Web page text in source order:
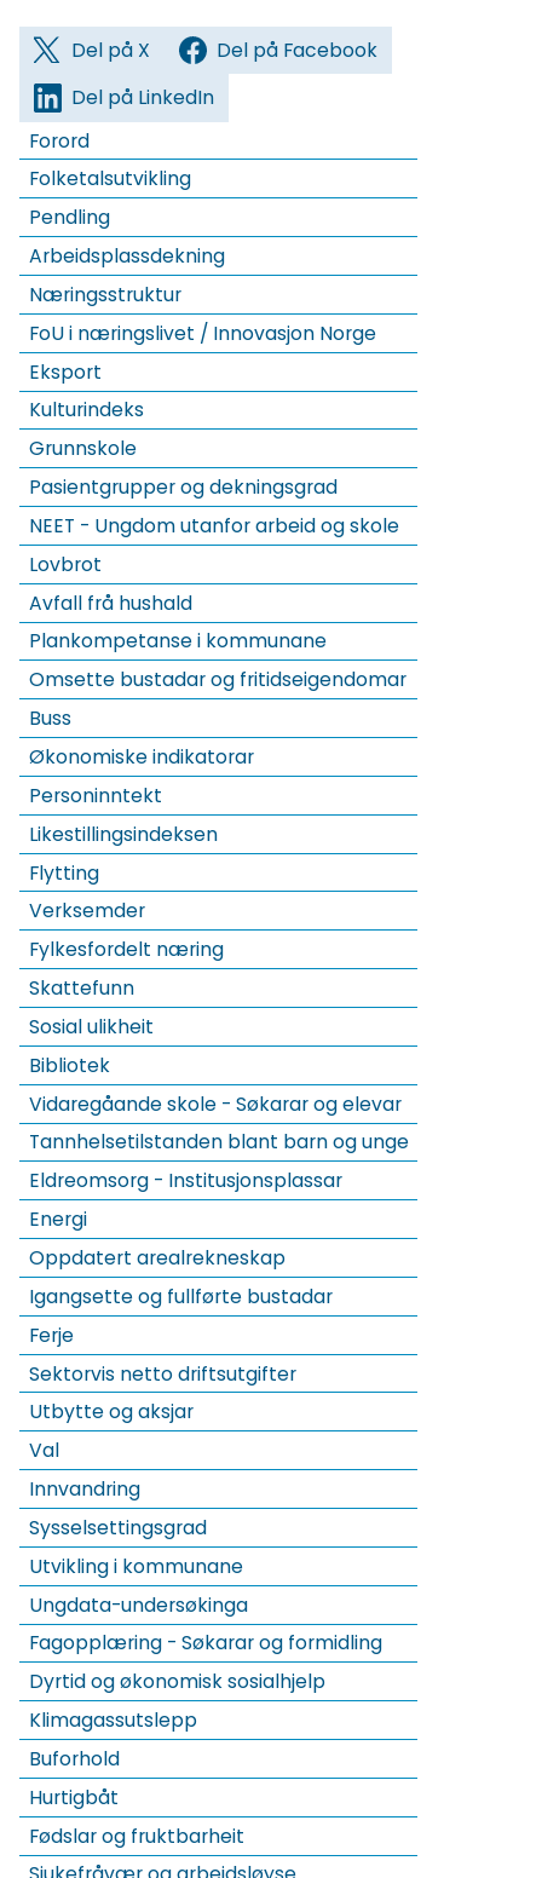
Del på X
Del på Facebook
Del på LinkedIn
Forord
Folketalsutvikling
Pendling
Arbeidsplassdekning
Næringsstruktur
FoU i næringslivet / Innovasjon Norge
Eksport
Kulturindeks
Grunnskole
Pasientgrupper og dekningsgrad
NEET - Ungdom utanfor arbeid og skole
Lovbrot
Avfall frå hushald
Plankompetanse i kommunane
Omsette bustadar og fritidseigendomar
Buss
Økonomiske indikatorar
Personinntekt
Likestillingsindeksen
Flytting
Verksemder
Fylkesfordelt næring
Skattefunn
Sosial ulikheit
Bibliotek
Vidaregåande skole - Søkarar og elevar
Tannhelsetilstanden blant barn og unge
Eldreomsorg - Institusjonsplassar
Energi
Oppdatert arealrekneskap
Igangsette og fullførte bustadar
Ferje
Sektorvis netto driftsutgifter
Utbytte og aksjar
Val
Innvandring
Sysselsettingsgrad
Utvikling i kommunane
Ungdata-undersøkinga
Fagopplæring - Søkarar og formidling
Dyrtid og økonomisk sosialhjelp
Klimagassutslepp
Buforhold
Hurtigbåt
Fødslar og fruktbarheit